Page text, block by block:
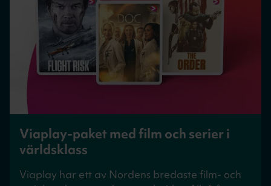
Viaplay-paket med film och serier i
världsklass
Viaplay har ett av Nordens bredaste film- och